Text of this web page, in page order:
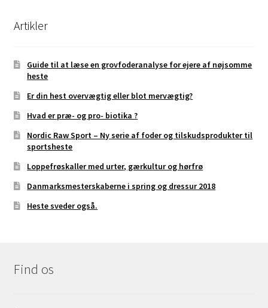
Artikler
Guide til at læse en grovfoderanalyse for ejere af nøjsomme
heste
Er din hest overvægtig eller blot mervægtig?
Hvad er præ- og pro- biotika ?
Nordic Raw Sport – Ny serie af foder og tilskudsprodukter til
sportsheste
Loppefrøskaller med urter, gærkultur og hørfrø
Danmarksmesterskaberne i spring og dressur 2018
Heste sveder også.
Find os